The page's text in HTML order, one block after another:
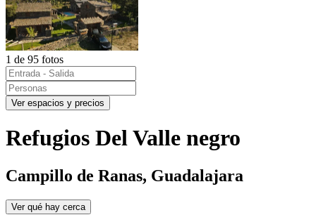
1 de 95 fotos
Ver espacios y precios
Refugios Del Valle negro
Campillo de Ranas, Guadalajara
Ver qué hay cerca